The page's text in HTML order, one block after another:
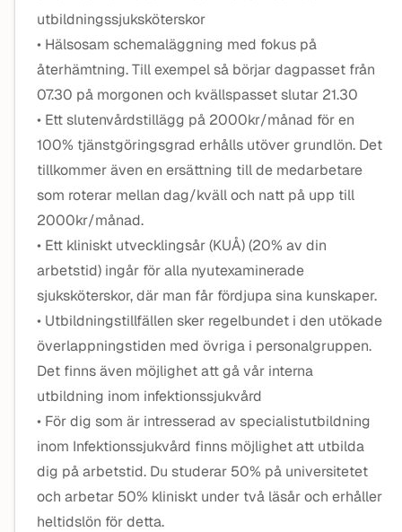
utbildningssjuksköterskor
• Hälsosam schemaläggning med fokus på
återhämtning. Till exempel så börjar dagpasset från
07.30 på morgonen och kvällspasset slutar 21.30
• Ett slutenvårdstillägg på 2000kr/månad för en
100% tjänstgöringsgrad erhålls utöver grundlön. Det
tillkommer även en ersättning till de medarbetare
som roterar mellan dag/kväll och natt på upp till
2000kr/månad.
• Ett kliniskt utvecklingsår (KUÅ) (20% av din
arbetstid) ingår för alla nyutexaminerade
sjuksköterskor, där man får fördjupa sina kunskaper.
• Utbildningstillfällen sker regelbundet i den utökade
överlappningstiden med övriga i personalgruppen.
Det finns även möjlighet att gå vår interna
utbildning inom infektionssjukvård
• För dig som är intresserad av specialistutbildning
inom Infektionssjukvård finns möjlighet att utbilda
dig på arbetstid. Du studerar 50% på universitetet
och arbetar 50% kliniskt under två läsår och erhåller
heltidslön för detta.